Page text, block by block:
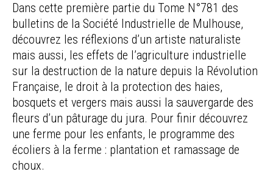
Dans cette première partie du Tome N°781 des
bulletins de la Société Industrielle de Mulhouse,
découvrez les réflexions d’un artiste naturaliste
mais aussi, les effets de l’agriculture industrielle
sur la destruction de la nature depuis la Révolution
Française, le droit à la protection des haies,
bosquets et vergers mais aussi la sauvergarde des
fleurs d’un pâturage du jura. Pour finir découvrez
une ferme pour les enfants, le programme des
écoliers à la ferme : plantation et ramassage de
choux.